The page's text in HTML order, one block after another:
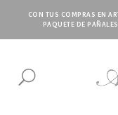
CON TUS COMPRAS EN
PAQUETE DE
U